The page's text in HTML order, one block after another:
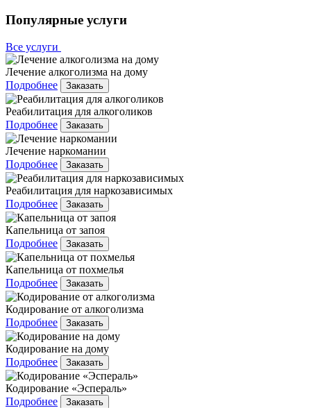
Популярные услуги
Все услуги
Лечение алкоголизма на дому
Подробнее
Заказать
Реабилитация для алкоголиков
Подробнее
Заказать
Лечение наркомании
Подробнее
Заказать
Реабилитация для наркозависимых
Подробнее
Заказать
Капельница от запоя
Подробнее
Заказать
Капельница от похмелья
Подробнее
Заказать
Кодирование от алкоголизма
Подробнее
Заказать
Кодирование на дому
Подробнее
Заказать
Кодирование «Эспераль»
Подробнее
Заказать